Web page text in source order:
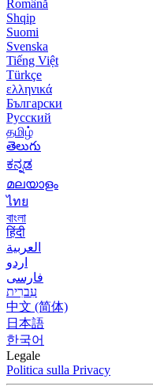
Română
Shqip
Suomi
Svenska
Tiếng Việt
Türkçe
ελληνικά
Български
Русский
தமிழ்
తెలుగు
ಕನ್ನಡ
മലയാളം
ไทย
বাংলা
हिंदी
العربية
اردو
فارسی
עִברִית
中文 (简体)
日本語
한국어
Legale
Politica sulla Privacy